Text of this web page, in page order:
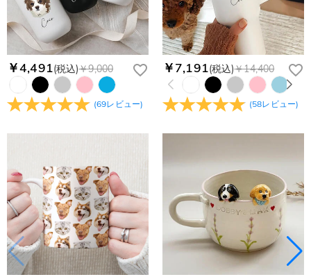
￥4,491(税込)￥9,000
(69レビュー)
￥7,191(税込)￥14,400
(58レビュー)